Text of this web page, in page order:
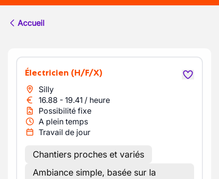
Accueil
Électricien (H/F/X)
Silly
16.88 - 19.41 / heure
Possibilité fixe
A plein temps
Travail de jour
Chantiers proches et variés
Ambiance simple, basée sur la